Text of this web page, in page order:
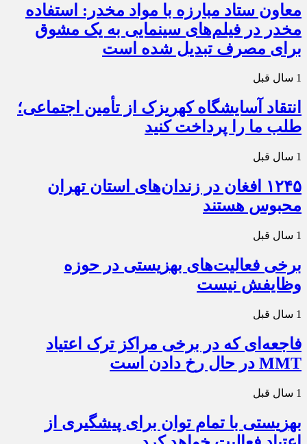
معاون ستاد مبارزه با مواد مخدر: استفاده
مخدر در فیلم‌های سینمایی به یک مشوق
برای مصرف تبدیل شده است
1 سال قبل
انتقاد آسایشگاه کهریزک از تأمین اجتماعی؛
طلب ما را پرداخت کنید
1 سال قبل
۱۲۴۵ افغان در زندان‌های استان تهران
محبوس هستند
1 سال قبل
برخی فعالیت‌های بهزیستی در حوزه
وظایفش نیست
1 سال قبل
فاجعه‌ای که در برخی مراکز ترک اعتیاد
MMT در حال رخ دادن است
1 سال قبل
بهزیستی با تمام توان برای پیشگیری از